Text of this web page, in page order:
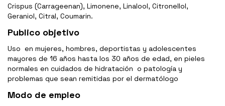
Crispus (Carrageenan), Limonene, Linalool, Citronellol,
Geraniol, Citral, Coumarin.
Publico objetivo
Uso en mujeres, hombres, deportistas y adolescentes
mayores de 16 años hasta los 30 años de edad, en pieles
normales en cuidados de hidratación o patología y
problemas que sean remitidas por el dermatólogo
Modo de empleo